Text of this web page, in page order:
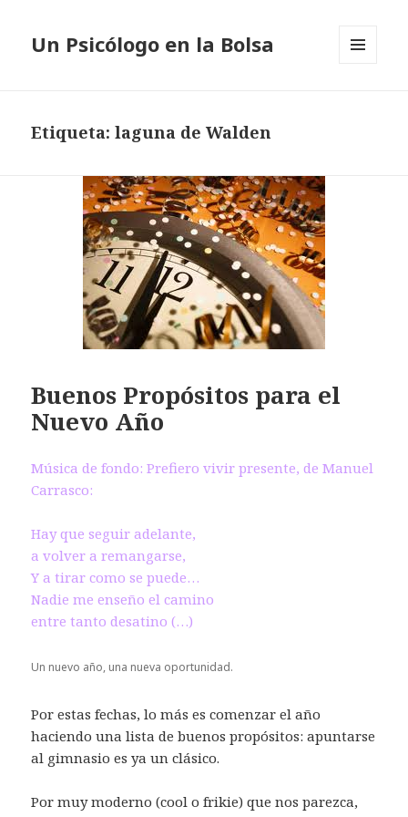
Un Psicólogo en la Bolsa
Etiqueta: laguna de Walden
Buenos Propósitos para el
Nuevo Año
Música de fondo: Prefiero vivir presente, de Manuel
Carrasco:
Hay que seguir adelante,
a volver a remangarse,
Y a tirar como se puede…
Nadie me enseño el camino
entre tanto desatino (…)
Un nuevo año, una nueva oportunidad.
Por estas fechas, lo más es comenzar el año
haciendo una lista de buenos propósitos: apuntarse
al gimnasio es ya un clásico.
Por muy moderno (cool o frikie) que nos parezca,